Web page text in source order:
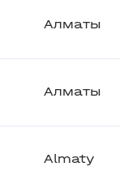
Алматы
Алматы
Almaty